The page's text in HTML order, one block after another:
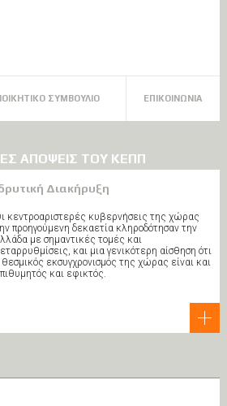
ΣΥΜΒΟΥΛΙΟ ΕΠΙΚΟΙΝΩΝΙΑ
ΑΠΟΨΕΙΣ ΤΟΥ ΚΕΠΠ
Διακήρυξη
κεντροαριστερές κυβερνήσεις της χώρας
προηγούμενη δεκαετία κληροδότησαν την
με σημαντικές τομές και
και μια γενικότερη αίσθηση ότι
θεσμικός εκσυγχρονισμός της χώρας είναι και
και εφικτός.